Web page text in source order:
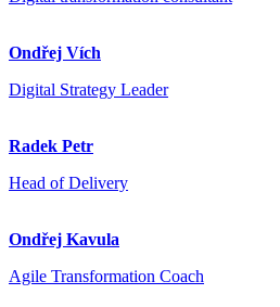
Ondřej Vích
Digital Strategy Leader
Radek Petr
Head of Delivery
Ondřej Kavula
Agile Transformation Coach